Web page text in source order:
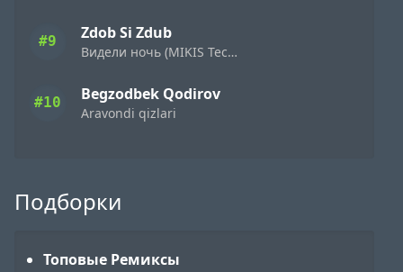
#9 Zdob Si Zdub
Видели ночь (MIKIS Techno Flip)
#10 Begzodbek Qodirov
Aravondi qizlari
Подборки
Топовые Ремиксы